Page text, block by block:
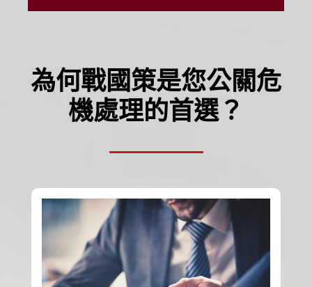
為何戰國策是您公關危
機處理的首選？